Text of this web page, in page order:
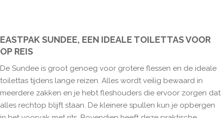
EASTPAK SUNDEE, EEN IDEALE TOILETTAS VOOR
OP REIS
De Sundee is groot genoeg voor grotere flessen en de ideale
toilettas tijdens lange reizen. Alles wordt veilig bewaard in
meerdere zakken en je hebt fleshouders die ervoor zorgen dat
alles rechtop blijft staan. De kleinere spullen kun je opbergen